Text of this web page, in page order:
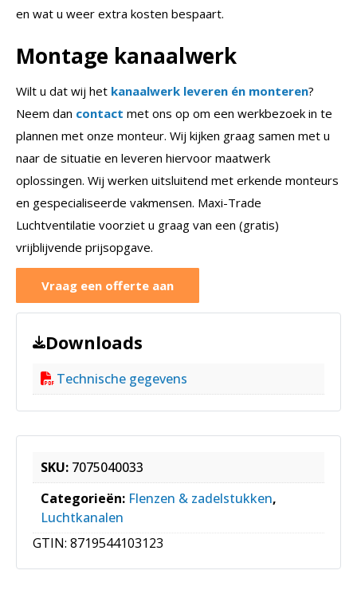
en wat u weer extra kosten bespaart.
Montage kanaalwerk
Wilt u dat wij het kanaalwerk leveren én monteren?
Neem dan contact met ons op om een werkbezoek in te
plannen met onze monteur. Wij kijken graag samen met u
naar de situatie en leveren hiervoor maatwerk
oplossingen. Wij werken uitsluitend met erkende monteurs
en gespecialiseerde vakmensen. Maxi-Trade
Luchtventilatie voorziet u graag van een (gratis)
vrijblijvende prijsopgave.
Vraag een offerte aan
Downloads
Technische gegevens
SKU: 7075040033
Categorieën: Flenzen & zadelstukken,
Luchtkanalen
GTIN: 8719544103123